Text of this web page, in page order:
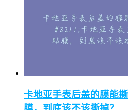
卡地亚手表后盖的膜能